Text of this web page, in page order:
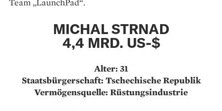
MICHAL STRNAD
4,4 MRD. US-$
Alter: 31
Staatsbürgerschaft: Tschechische Republik
Vermögensquelle: Rüstungsindustrie